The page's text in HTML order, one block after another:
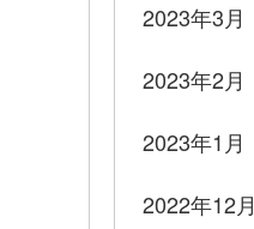
2023年3月
2023年2月
2023年1月
2022年12月